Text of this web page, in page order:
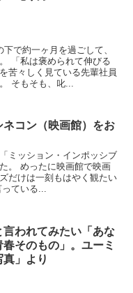
で約一ヶ月を過ごして、
「私は褒められて伸びる
苦々しく見ている先輩社員
そもそも、叱...
ネコン（映画館）をお
ミッション・インポッシブ
。 めったに映画館で映画
だけは一刻もはやく観たい
ている...
言われてみたい「あな
そのもの」。ユーミ
真」より